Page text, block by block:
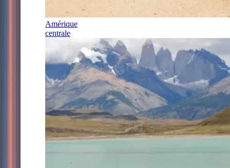
Amérique
centrale